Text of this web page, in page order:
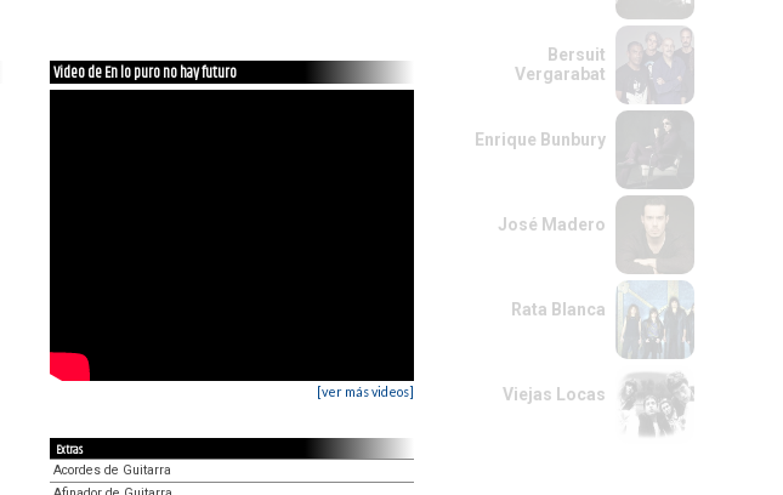
Video de En lo puro no hay futuro
[ver más videos]
Extras
Acordes de Guitarra
Bersuit
Vergarabat
Enrique Bunbury
José Madero
Rata Blanca
Viejas Locas